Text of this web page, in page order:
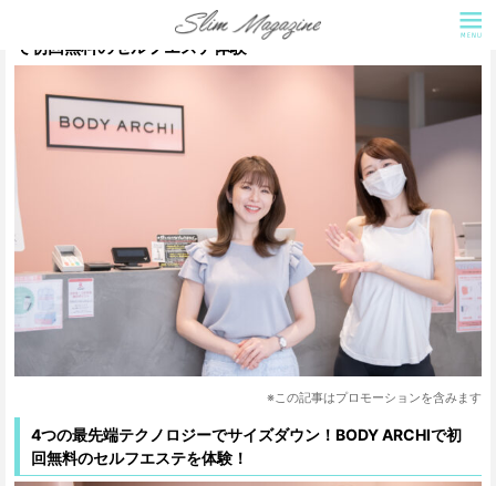
【国内出店数NO.1】定額で全身ボディメイク！BODY ARCHI
で初回無料のセルフエステ体験
※この記事はプロモーションを含みます
4つの最先端テクノロジーでサイズダウン！BODY ARCHIで初
回無料のセルフエステを体験！